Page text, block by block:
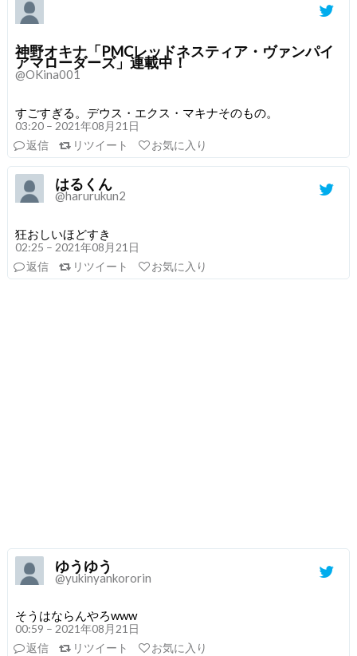
神野オキナ「PMCレッドネスティア・ヴァンパイ
アマローダーズ」連載中！
@OKina001
すごすぎる。デウス・エクス・マキナそのもの。
03:20 – 2021年08月21日
返信
リツイート お気に入り
はるくん
@harurukun2
狂おしいほどすき
02:25 – 2021年08月21日
返信
リツイート お気に入り
ゆうゆう
@yukinyankororin
そうはならんやろwww
00:59 – 2021年08月21日
返信
リツイート お気に入り